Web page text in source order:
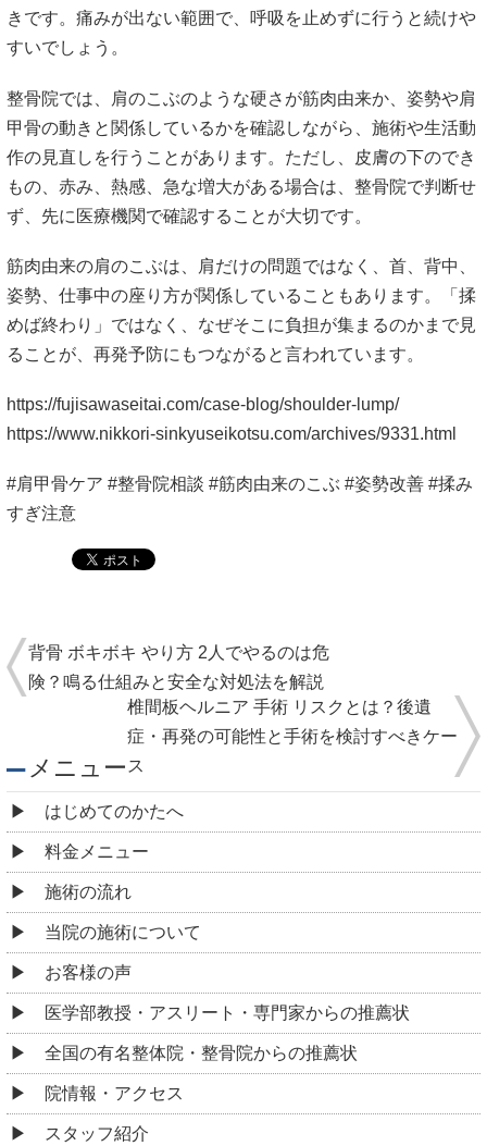
きです。痛みが出ない範囲で、呼吸を止めずに行うと続けや
すいでしょう。
整骨院では、肩のこぶのような硬さが筋肉由来か、姿勢や肩
甲骨の動きと関係しているかを確認しながら、施術や生活動
作の見直しを行うことがあります。ただし、皮膚の下のでき
もの、赤み、熱感、急な増大がある場合は、整骨院で判断せ
ず、先に医療機関で確認することが大切です。
筋肉由来の肩のこぶは、肩だけの問題ではなく、首、背中、
姿勢、仕事中の座り方が関係していることもあります。「揉
めば終わり」ではなく、なぜそこに負担が集まるのかまで見
ることが、再発予防にもつながると言われています。
https://fujisawaseitai.com/case-blog/shoulder-lump/
https://www.nikkori-sinkyuseikotsu.com/archives/9331.html
#肩甲骨ケア #整骨院相談 #筋肉由来のこぶ #姿勢改善 #揉み
すぎ注意
背骨 ボキボキ やり方 2人でやるのは危
険？鳴る仕組みと安全な対処法を解説
椎間板ヘルニア 手術 リスクとは？後遺
症・再発の可能性と手術を検討すべきケー
ス
メニュー
はじめてのかたへ
料金メニュー
施術の流れ
当院の施術について
お客様の声
医学部教授・アスリート・専門家からの推薦状
全国の有名整体院・整骨院からの推薦状
院情報・アクセス
スタッフ紹介